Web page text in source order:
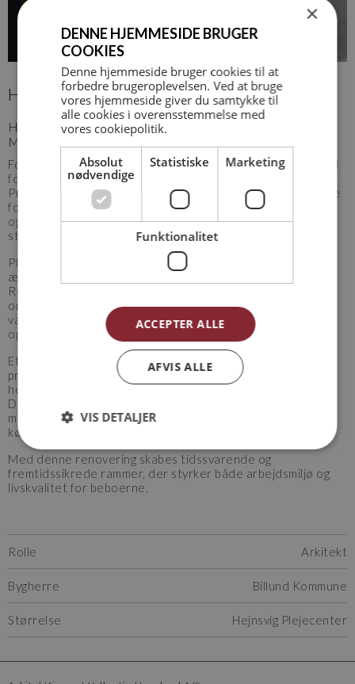
HEJNSVIG PLEJECENTER
HEJNSVIG PLEJECENTER – RENOVERING OG
MODERNISERING
For Billund Kommune har vi varetaget arkitektrådgivningen i
forbindelse med renoveringen af Hejnsvig Plejecenter.
Projektet har til formål at forbedre og optimere forholdene
for både beboere, plejepersonale og køkkenmedarbejdere
og imødekomme de funktionelle behov, som plejecentret
står over for i dag.
Plejecentret består af flere bygningsafsnit, hvoraf det
ældste er opført i 1940 og strækker sig over flere etager.
Renoveringsarbejdet omfatter blandt andet nye
omklædningsfaciliteter, depotrum, produktionskøkken,
værksted, spisestue, hvilerum, handicaptoiletter, baderum,
opholdsstuer samt en ny sygeplejeklinik.
Et centralt element i projektet er moderniseringen af
produktionskøkkenet. Det nuværende køkken i
hovedbygningen er nedslidt, for småt og dårligt indrettet.
Der etableres derfor et nyt, funktionelt køkken i stueplan
med tilhørende køle- og frostrum, depot og kontorplads til
køkkenpersonalet.
Med denne renovering skabes tidssvarende og
fremtidssikrede rammer, der styrker både arbejdsmiljø og
livskvalitet for beboerne.
Rolle Arkitekt
Bygherre Billund Kommune
Størrelse Hejnsvig Plejecenter
×
DENNE HJEMMESIDE BRUGER
COOKIES
Denne hjemmeside bruger cookies til at
forbedre brugeroplevelsen. Ved at bruge
vores hjemmeside giver du samtykke til
alle cookies i overensstemmelse med
vores cookiepolitik.
Absolut
nødvendige
Statistiske Marketing
Funktionalitet
ACCEPTER ALLE
AFVIS ALLE
VIS DETALJER